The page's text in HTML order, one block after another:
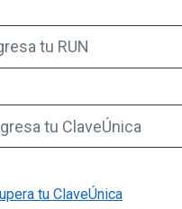
tu RUN
tu ClaveÚnica
tu ClaveÚnica